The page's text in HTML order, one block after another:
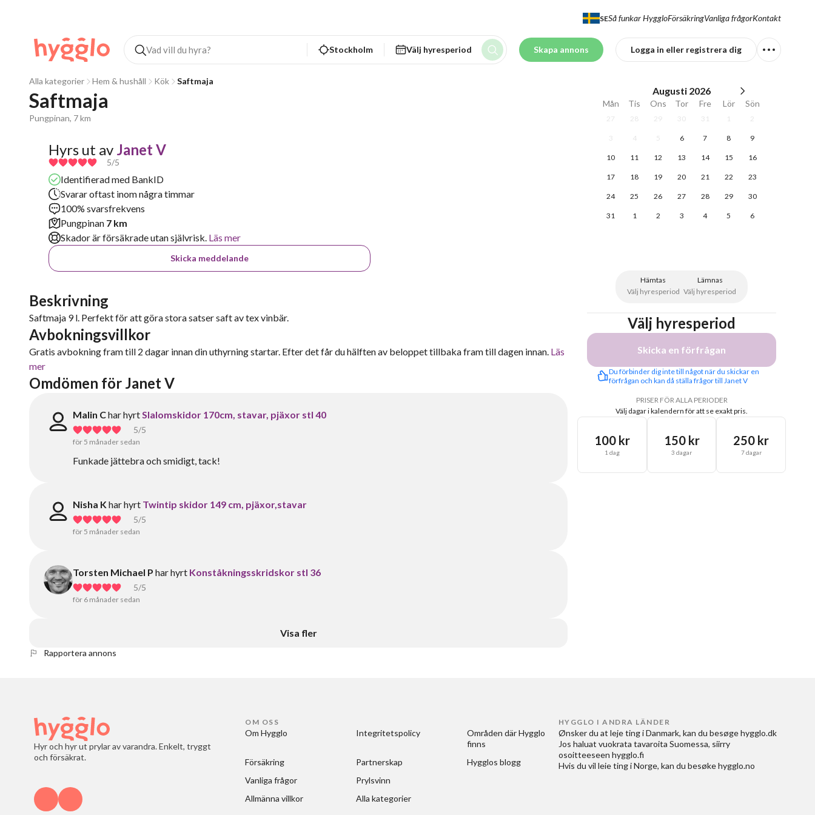
SESå funkar HyggloFörsäkringVanliga frågorKontakt
Stockholm Välj hyresperiod Skapa annons Logga in eller registrera dig
Alla kategorier Hem & hushåll Kök Saftmaja
Saftmaja
Pungpinan, 7 km
Hyrs ut av Janet V
5/5
Identifierad med BankID
Svarar oftast inom några timmar
100% svarsfrekvens
Pungpinan 7 km
Skador är försäkrade utan självrisk. Läs mer
Skicka meddelande
Beskrivning
Saftmaja 9 l. Perfekt för att göra stora satser saft av tex vinbär.
Avbokningsvillkor
Gratis avbokning fram till 2 dagar innan din uthyrning startar. Efter det får du hälften av beloppet tillbaka fram till dagen innan. Läs
mer
Omdömen för Janet V
Malin Char hyrtSlalomskidor 170cm, stavar, pjäxor stl 40
5/5
för 5 månader sedan
Funkade jättebra och smidigt, tack!
Nisha K har hyrt Twintip skidor 149 cm, pjäxor,stavar
5/5
för 5 månader sedan
Torsten Michael P har hyrt Konståkningsskridskor stl 36
5/5
för 6 månader sedan
Visa fler
Augusti 2026
Mån Tis Ons Tor Fre Lör Sön
27 28 29 30 31 1 2
3 4 5 6 7 8 9
10 11 12 13 14 15 16
17 18 19 20 21 22 23
24 25 26 27 28 29 30
31 1 2 3 4 5 6
Hämtas
Välj hyresperiod
Lämnas
Välj hyresperiod
Välj hyresperiod
Skicka en förfrågan
Du förbinder dig inte till något när du skickar en
förfrågan och kan då ställa frågor till Janet V
PRISER FÖR ALLA PERIODER
Välj dagar i kalendern för att se exakt pris.
100 kr
1 dag
150 kr
3 dagar
250 kr
7 dagar
Rapportera annons
Hyr och hyr ut prylar av varandra. Enkelt, tryggt
och försäkrat.
OM OSS
Om Hygglo
Försäkring
Vanliga frågor
Allmänna villkor
Integritetspolicy
Partnerskap
Prylsvinn
Alla kategorier
Områden där Hygglo
finns
Hygglos blogg
HYGGLO I ANDRA LÄNDER
Ønsker du at leje ting i Danmark, kan du besøge hygglo.dk
Jos haluat vuokrata tavaroita Suomessa, siirry
osoitteeseen hygglo.fi
Hvis du vil leie ting i Norge, kan du besøke hygglo.no